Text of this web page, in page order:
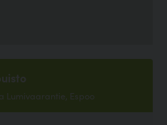
Lumivaarantie, Espoo